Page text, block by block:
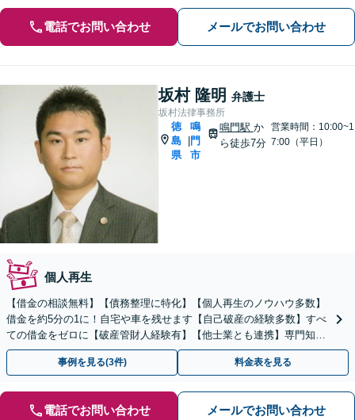
電話でお問い合わせ メールでお問い合わせ
坂村 隆明 弁護士
坂村法律事務所
徳
島
県
鳴
門
市
鳴門駅 か
ら徒歩7分
営業時間：10:00~1
7:00（平日）
個人再生
【借金の相談無料】【債務整理に特化】【個人再生のノウハウ多数】
借金を約5分の1に！自宅や車を残せます【自己破産の経験多数】すべ
ての借金をゼロに【破産管財人経験有】【他士業とも連携】専門知識
と豊富な経験でスピード解決へ【分割払い／法テラス可】
事例を見る(3件) 料金表を見る
電話でお問い合わせ メールでお問い合わせ